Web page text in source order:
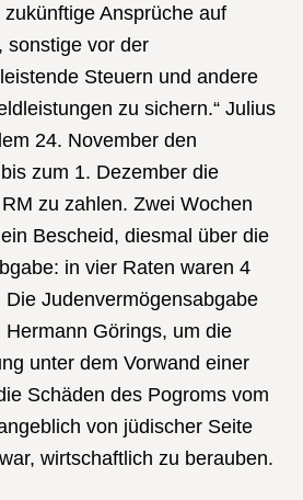
Ansprüche auf
sonstige vor der
Steuern und andere
zu sichern.“ Julius
24. November den
zum 1. Dezember die
zu zahlen. Zwei Wochen
Bescheid, diesmal über die
in vier Raten waren 4
Judenvermögensabgabe
Görings, um die
unter dem Vorwand einer
Schäden des Pogroms vom
von jüdischer Seite
wirtschaftlich zu berauben.